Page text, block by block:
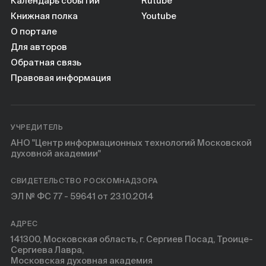
Книжная полка
О портале
Для авторов
Обратная связь
Правовая информация
Youtube
УЧРЕДИТЕЛЬ
АНО "Центр информационных технологий Московской
духовной академии"
СВИДЕТЕЛЬСТВО РОСКОМНАДЗОРА
ЭЛ № ФС 77 - 59641 от 23.10.2014
АДРЕС
141300, Московская область, г. Сергиев Посад, Троице-
Сергиева Лавра,
Московская духовная академия